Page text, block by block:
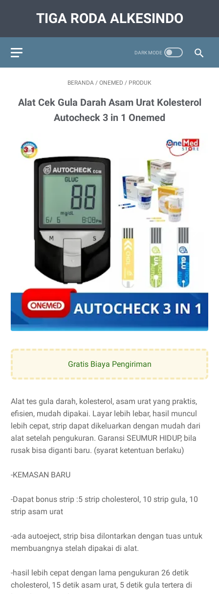
TIGA RODA ALKESINDO
BERANDA / ONEMED / PRODUK
Alat Cek Gula Darah Asam Urat Kolesterol
Autocheck 3 in 1 Onemed
Gratis Biaya Pengiriman
Alat tes gula darah, kolesterol, asam urat yang praktis,
efisien, mudah dipakai. Layar lebih lebar, hasil muncul
lebih cepat, strip dapat dikeluarkan dengan mudah dari
alat setelah pengukuran. Garansi SEUMUR HIDUP, bila
rusak bisa diganti baru. (syarat ketentuan berlaku)
-KEMASAN BARU
-Dapat bonus strip :5 strip cholesterol, 10 strip gula, 10
strip asam urat
-ada autoeject, strip bisa dilontarkan dengan tuas untuk
membuangnya stelah dipakai di alat.
-hasil lebih cepat dengan lama pengukuran 26 detik
cholesterol, 15 detik asam urat, 5 detik gula tertera di